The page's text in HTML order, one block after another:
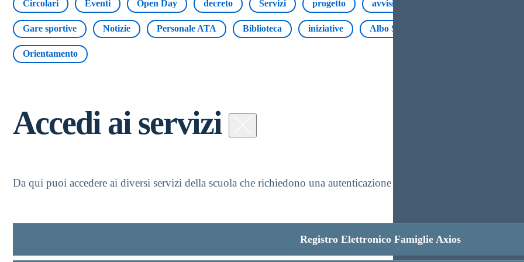
Circolari Eventi Open Day decreto Servizi progetto avvisi
Gare sportive Notizie Personale ATA Biblioteca iniziative Albo Sindacale
Orientamento
Accedi ai servizi
Da qui puoi accedere ai diversi servizi della scuola che richiedono una autenticazione personale.
Registro Elettronico Famiglie Axios